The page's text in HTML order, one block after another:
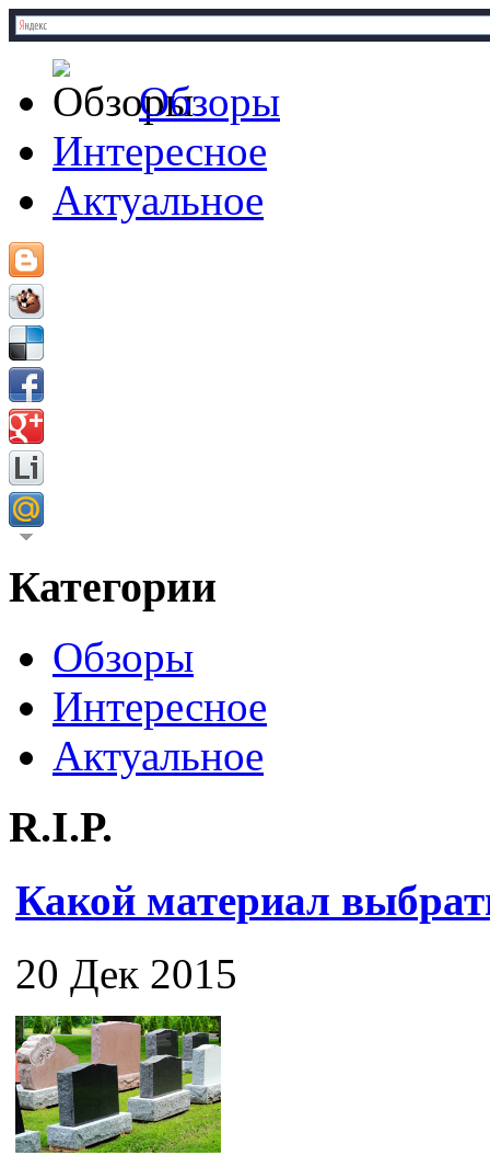
Обзоры
Интересное
Актуальное
Категории
Обзоры
Интересное
Актуальное
R.I.P.
Какой материал
20 Дек 2015